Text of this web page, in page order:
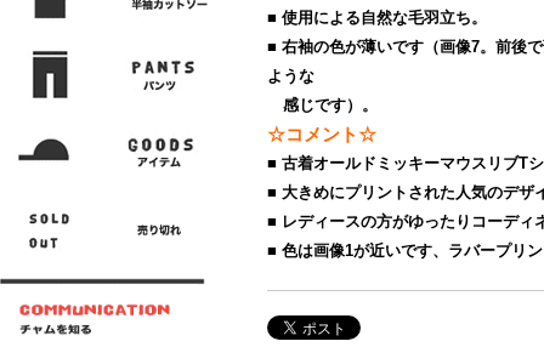
■ 使用による自然な毛羽立ち。
■ 右袖の色が薄いです（画像7。前後
ような
感じです）。
☆コメント☆
■ 古着オールドミッキーマウスリブT
■ 大きめにプリントされた人気のデザ
■ レディースの方がゆったりコーディ
■ 色は画像1が近いです、ラバープリ